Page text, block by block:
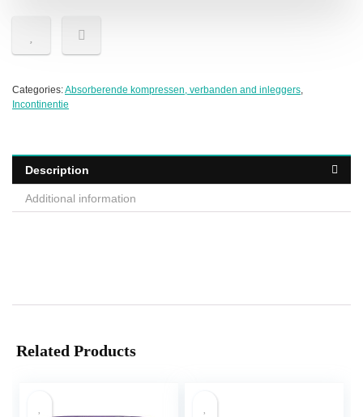
Categories:Absorberende kompressen, verbanden and inleggers,
Incontinentie
Description
Additional information
Related Products